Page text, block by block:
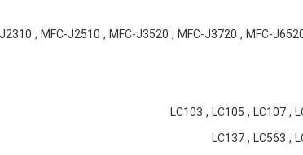
, MFC-J2510 , MFC-J3520 , MFC-J3720 , MFC-
LC103 , LC105 , LC107 ,
LC137 , LC563 ,